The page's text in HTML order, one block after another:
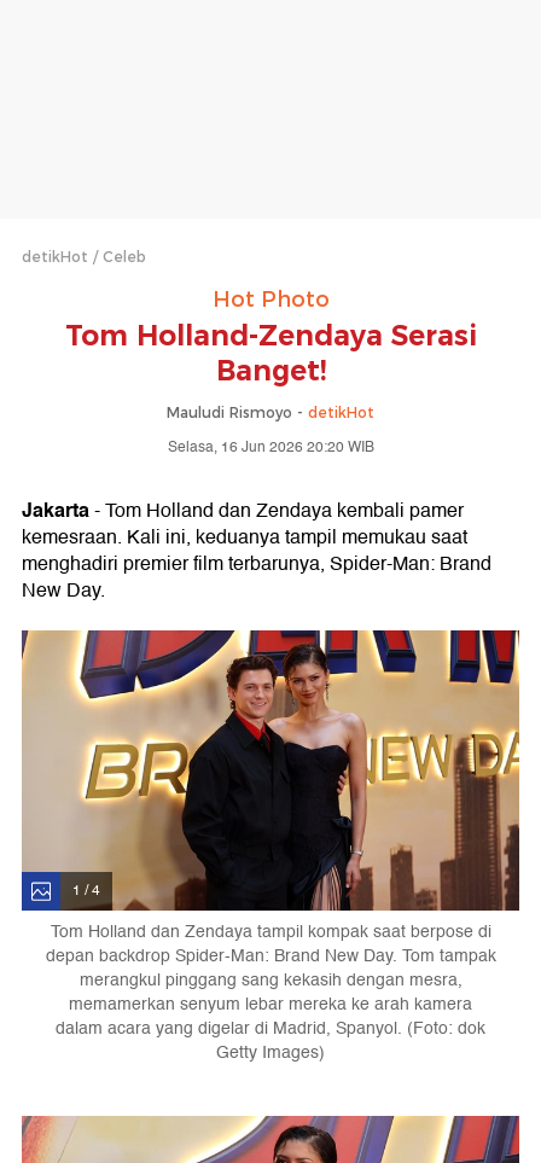
detikHot Celeb
Hot Photo
Tom Holland-Zendaya Serasi
Banget!
Mauludi Rismoyo - detikHot
Selasa, 16 Jun 2026 20:20 WIB
Jakarta- Tom Holland dan Zendaya kembali pamer
kemesraan. Kali ini, keduanya tampil memukau saat
menghadiri premier film terbarunya, Spider-Man: Brand
New Day.
1 / 4
Tom Holland dan Zendaya tampil kompak saat berpose di
depan backdrop Spider-Man: Brand New Day. Tom tampak
merangkul pinggang sang kekasih dengan mesra,
memamerkan senyum lebar mereka ke arah kamera
dalam acara yang digelar di Madrid, Spanyol. (Foto: dok
Getty Images)